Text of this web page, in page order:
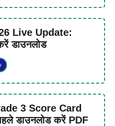
Live Update:
डाउनलोड
3 Score Card
डाउनलोड करें PDF